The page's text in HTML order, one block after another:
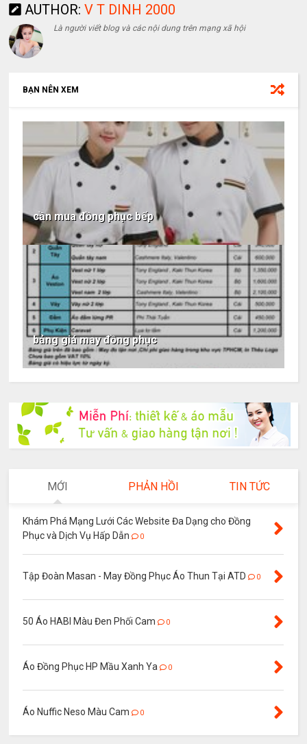
AUTHOR: V T DINH 2000
Là người viết blog và các nội dung trên mạng xã hội
BẠN NÊN XEM
cần mua đồng phục bếp
bảng giá may đồng phục
MỚI PHẢN HỒI TIN TỨC
Khám Phá Mạng Lưới Các Website Đa Dạng cho Đồng
Phục và Dịch Vụ Hấp Dẫn
0
Tập Đoàn Masan - May Đồng Phục Áo Thun Tại ATD 0
50 Áo HABI Màu Đen Phối Cam 0
Áo Đồng Phục HP Mầu Xanh Ya 0
Áo Nuffic Neso Màu Cam 0